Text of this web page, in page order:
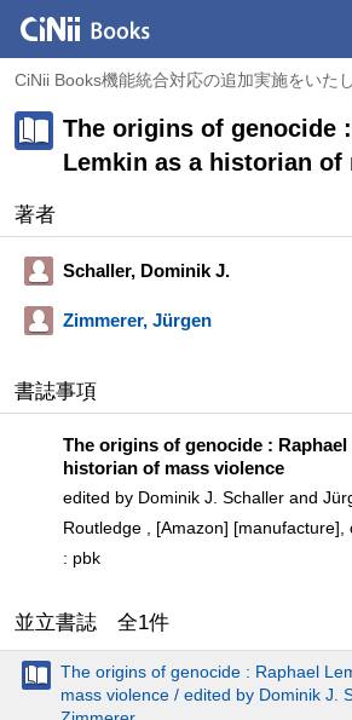
CiNii Books機能統合対応の追加実施をいた
The origins of genocide :
Lemkin as a historian of
著者
Schaller, Dominik J.
Zimmerer, Jürgen
書誌事項
The origins of genocide : Raphael
historian of mass violence
edited by Dominik J. Schaller and
Routledge , [Amazon] [manufacture],
: pbk
並立書誌 全1件
The origins of genocide : Raphael
mass violence / edited by Dominik J.